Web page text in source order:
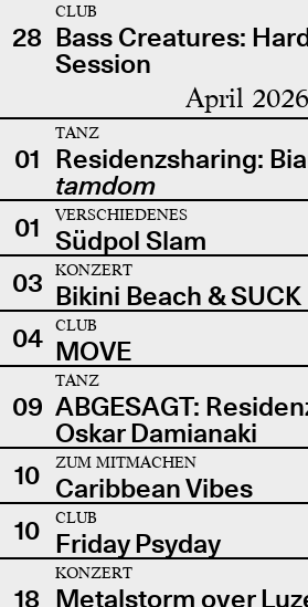
28
CLUB
Bass Creatures:
Session
April 2026
01
TANZ
Residenzsharing:
tamdom
01
VERSCHIEDENES
Südpol Slam
03
KONZERT
Bikini Beach & SUCK
04
CLUB
MOVE
09
TANZ
ABGESAGT:
Oskar Damianaki
10
ZUM MITMACHEN
Caribbean Vibes
10
CLUB
Friday Psyday
18
KONZERT
Metalstorm over